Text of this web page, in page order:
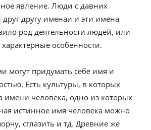
явление. Люди с давних
другу именаи и эти имена
род деятельности людей, или
особенности.
могут придумать себе имя и
Есть культуры, в которых
имени человека, одно из которых
истинное имя человека можно
сглазить и тд. Древние же